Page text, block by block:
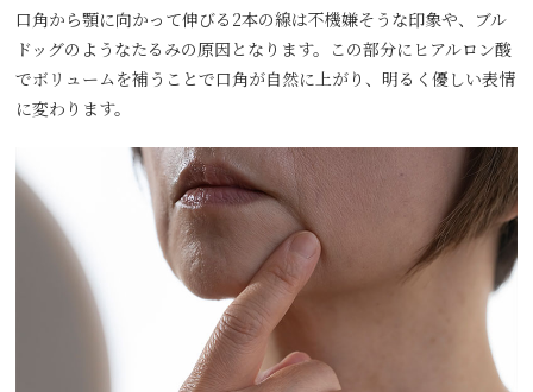
口角から顎に向かって伸びる2本の線は不機嫌そうな印象や、ブル
ドッグのようなたるみの原因となります。この部分にヒアルロン酸
でボリュームを補うことで口角が自然に上がり、明るく優しい表情
に変わります。